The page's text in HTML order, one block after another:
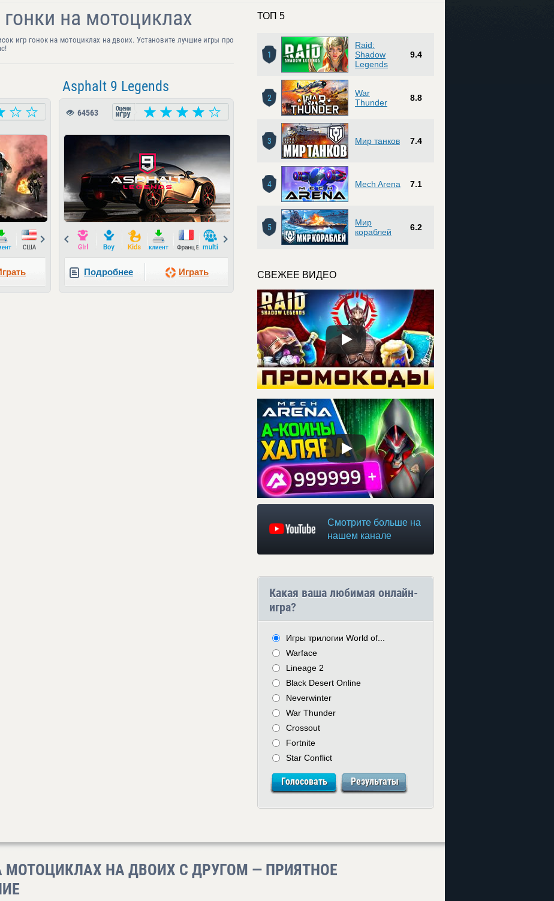
на мотоциклах
игр гонок на мотоциклах на двоих. Установите лучшие игры про
Asphalt 9 Legends
64563
Prev
Подробнее Играть
ТОП 5
1
Raid:
Shadow
Legends
9.4
2
War
Thunder
8.8
3 Мир танков 7.4
4 Mech Arena 7.1
5
Мир
кораблей
6.2
СВЕЖЕЕ ВИДЕО
Смотрите больше на
нашем канале
Какая ваша любимая онлайн-
игра?
Игры трилогии World of...
Warface
Lineage 2
Black Desert Online
Neverwinter
War Thunder
Crossout
Fortnite
Star Conflict
МОТОЦИКЛАХ НА ДВОИХ С ДРУГОМ — ПРИЯТНОЕ